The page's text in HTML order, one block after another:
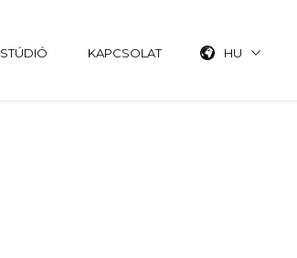
HU
STÚDIÓ KAPCSOLAT